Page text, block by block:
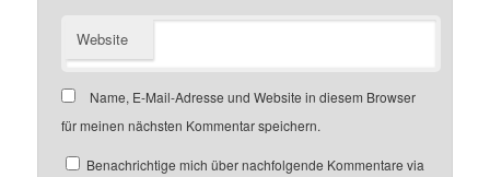
Website
Name, E-Mail-Adresse und Website in diesem Browser
für meinen nächsten Kommentar speichern.
Benachrichtige mich über nachfolgende Kommentare via